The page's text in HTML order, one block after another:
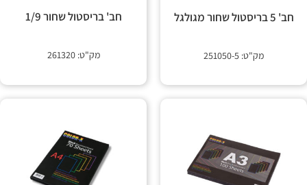
קשרחב' 5 בריסטול שחור מגולגל
מק"ט: 251050-5
חב' בריסטול שחור 1/9
מק"ט: 261320